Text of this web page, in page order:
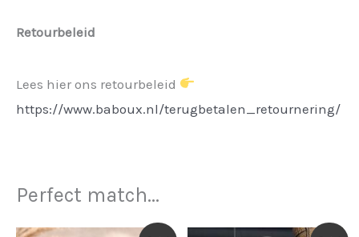
Retourbeleid
Lees hier ons retourbeleid
https://www.baboux.nl/terugbetalen_retournering/
Perfect match...